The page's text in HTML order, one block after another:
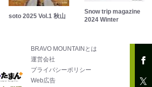
soto 2025 Vol.1 秋山
Snow trip magazine
2024 Winter
BRAVO MOUNTAINとは
運営会社
プライバシーポリシー
Web広告